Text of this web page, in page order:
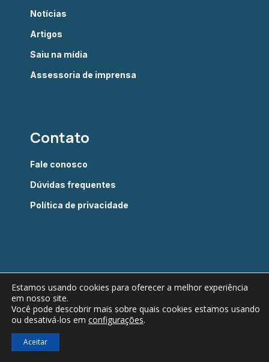
Notícias
Artigos
Saiu na mídia
Assessoria de imprensa
Contato
Fale conosco
Dúvidas frequentes
Política de privacidade
Câmara Brasileira do Livro © 2022 - Todos os direitos
reservados
Estamos usando cookies para oferecer a melhor experiência
em nosso site.
Você pode descobrir mais sobre quais cookies estamos usando
ou desativá-los em configurações.
Aceitar